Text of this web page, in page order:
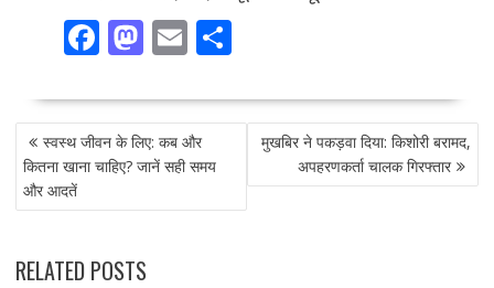
F
e
b
o
o
k
M
to
d
o
n
E
ai
l
S
ar
POST
NAVIGATION
स्वस्थ जीवन के लिए: कब और
कितना खाना चाहिए? जानें सही समय
और आदतें
मुखबिर ने पकड़वा दिया: किशोरी बरामद,
अपहरणकर्ता चालक गिरफ्तार
RELATED POSTS